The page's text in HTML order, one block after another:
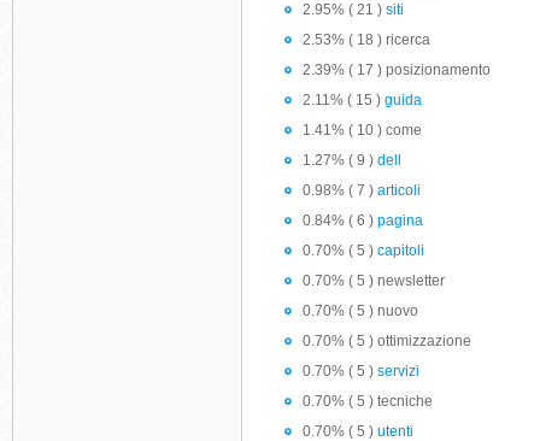
2.95% ( 21 ) siti
2.53% ( 18 ) ricerca
2.39% ( 17 ) posizionamento
2.11% ( 15 ) guida
1.41% ( 10 ) come
1.27% ( 9 ) dell
0.98% ( 7 ) articoli
0.84% ( 6 ) pagina
0.70% ( 5 ) capitoli
0.70% ( 5 ) newsletter
0.70% ( 5 ) nuovo
0.70% ( 5 ) ottimizzazione
0.70% ( 5 ) servizi
0.70% ( 5 ) tecniche
0.70% ( 5 ) utenti